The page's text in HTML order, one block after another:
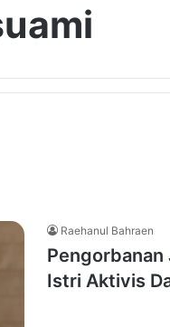
Raehanul Bahraen
Pengorbanan
Istri Aktivis